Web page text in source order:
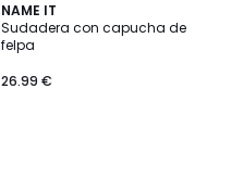
NAME IT
Sudadera con capucha de
felpa
26.99 €